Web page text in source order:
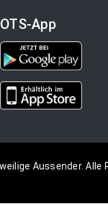
OTS-App
Aussender. Alle